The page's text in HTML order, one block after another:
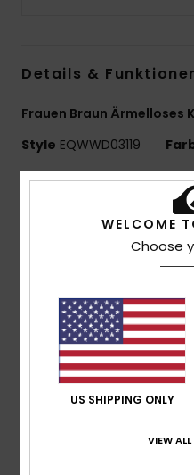
Details &
Frauen Braun Ärmelloses
Style EQWWD03119
Funktionen
Kurzärmliges Kleid
100 % Bio-
übergroße
Quiksilver-Stickerei auf
Passe an der Taille
Aufgesetzte Taschen
Recyceltes, gewebtes
WELCOME
Choose
US SHIPPING ONLY
VIEW